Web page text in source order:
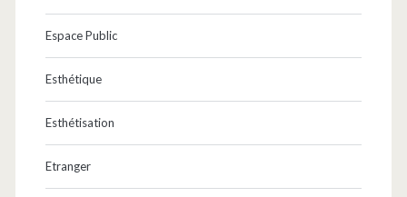
Espace Public
Esthétique
Esthétisation
Etranger